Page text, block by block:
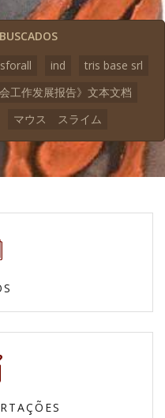
ind
tris base srl
工作发展报告》文本文档
マウス スライム